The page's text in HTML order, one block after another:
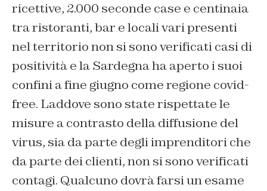
ricettive, 2.000 seconde case e centinaia
tra ristoranti, bar e locali vari presenti
nel territorio non si sono verificati casi di
positività e la Sardegna ha aperto i suoi
confini a fine giugno come regione covid-
free. Laddove sono state rispettate le
misure a contrasto della diffusione del
virus, sia da parte degli imprenditori che
da parte dei clienti, non si sono verificati
contagi. Qualcuno dovrà farsi un esame